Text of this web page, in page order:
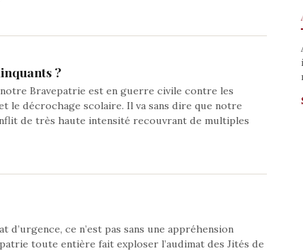
?
Bravepatrie est en guerre civile contre les
le décrochage scolaire. Il va sans dire que notre
de très haute intensité recouvrant de multiples
d’urgence, ce n’est pas sans une appréhension
toute entière fait exploser l’audimat des Jités de